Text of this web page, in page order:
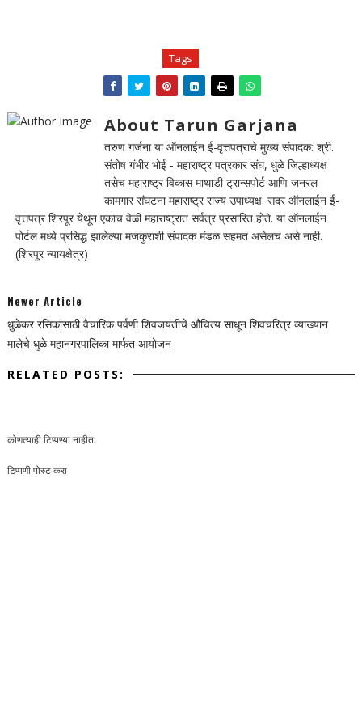
Tags
About Tarun Garjana
तरुण गर्जना या ऑनलाईन ई-वृत्तपत्राचे मुख्य संपादक: श्री.
संतोष गंभीर भोई - महाराष्ट्र पत्रकार संघ, धुळे जिल्हाध्यक्ष
तसेच महाराष्ट्र विकास माथाडी ट्रान्सपोर्ट आणि जनरल
कामगार संघटना महाराष्ट्र राज्य उपाध्यक्ष. सदर ऑनलाईन ई-
वृत्तपत्र शिरपूर येथून एकाच वेळी महाराष्ट्रात सर्वत्र प्रसारित होते. या ऑनलाईन
पोर्टल मध्ये प्रसिद्ध झालेल्या मजकुराशी संपादक मंडळ सहमत असेलच असे नाही.
(शिरपूर न्यायक्षेत्र)
Newer Article
धुळेकर रसिकांसाठी वैचारिक पर्वणी शिवजयंतीचे औचित्य साधून शिवचरित्र व्याख्यान
मालेचे धुळे महानगरपालिका मार्फत आयोजन
RELATED POSTS:
कोणत्याही टिप्पण्‍या नाहीत:
टिप्पणी पोस्ट करा